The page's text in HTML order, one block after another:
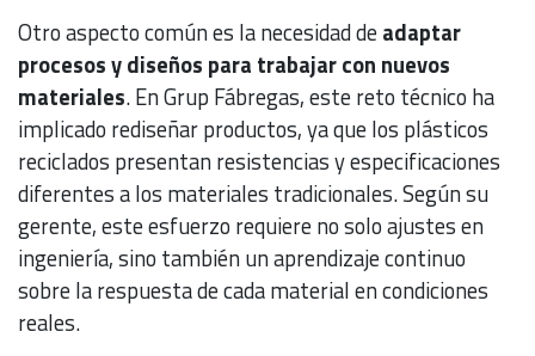
Otro aspecto común es la necesidad deadaptar
procesos y diseños para trabajar con nuevos
materiales. En Grup Fábregas, este reto técnico ha
implicado rediseñar productos, ya que los plásticos
reciclados presentan resistencias y especificaciones
diferentes a los materiales tradicionales. Según su
gerente, este esfuerzo requiere no solo ajustes en
ingeniería, sino también un aprendizaje continuo
sobre la respuesta de cada material en condiciones
reales.